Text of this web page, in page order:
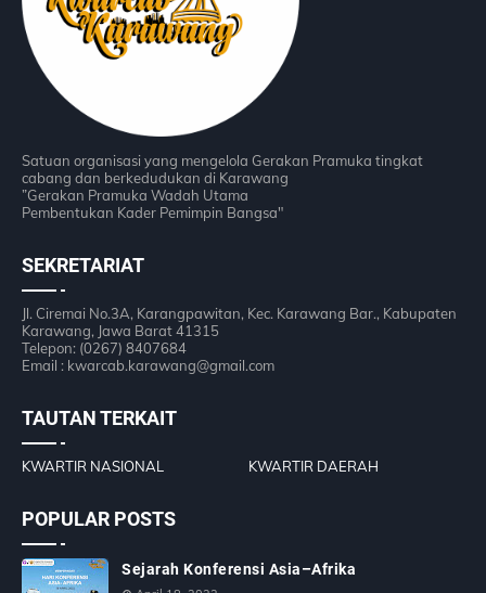
Satuan organisasi yang mengelola Gerakan Pramuka tingkat
cabang dan berkedudukan di Karawang
”Gerakan Pramuka Wadah Utama
Pembentukan Kader Pemimpin Bangsa"
SEKRETARIAT
Jl. Ciremai No.3A, Karangpawitan, Kec. Karawang Bar., Kabupaten
Karawang, Jawa Barat 41315
Telepon: (0267) 8407684
Email : kwarcab.karawang@gmail.com
TAUTAN TERKAIT
KWARTIR NASIONAL KWARTIR DAERAH
POPULAR POSTS
Sejarah Konferensi Asia–Afrika